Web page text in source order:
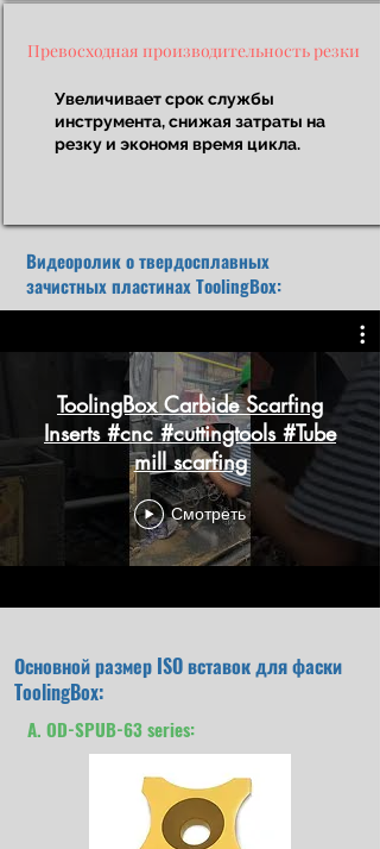
Превосходная производительность резки
Увеличивает срок службы
инструмента, снижая затраты на
резку и экономя время цикла.
Видеоролик о твердосплавных
зачистных пластинах ToolingBox:
ToolingBox Carbide Scarfing
Inserts #cnc #cuttingtools #Tube
mill scarfing
Смотреть
Основной размер ISO вставок для фаски
ToolingBox:
A. OD-SPUB-63 series: